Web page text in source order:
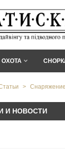
ОХОТА
> Снаряжение
И НОВОСТИ